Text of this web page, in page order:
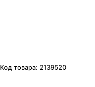
Код товара: 2139520